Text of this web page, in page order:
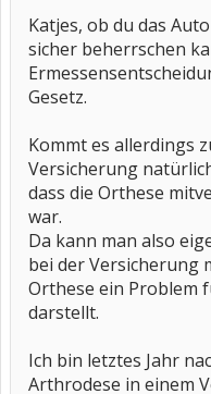
Katjes, ob du das
sicher beherrschen
Gesetz.
Kommt es allerdings
Versicherung
dass die Orthese
war.
Da kann man also
bei der Versicherung
Orthese ein Problem
darstellt.
Ich bin letztes Jahr
Arthrodese in einem